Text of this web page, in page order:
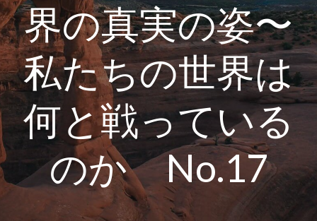
界の真実の姿〜
私たちの世界は
何と戦っている
のか No.17